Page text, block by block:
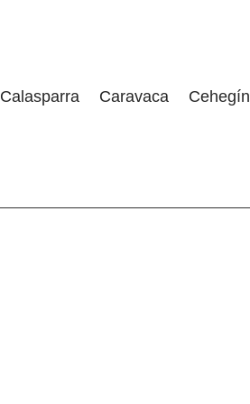
Calasparra Caravaca Cehegín